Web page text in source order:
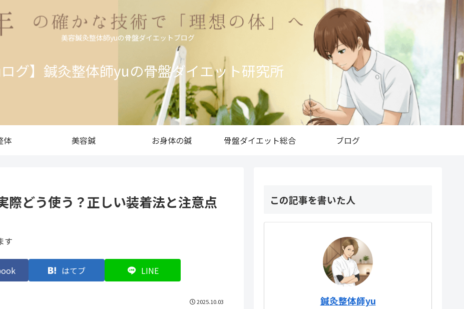
美容鍼灸整体師yuの骨盤ダイエットブログ
グ】鍼灸整体師yuの骨盤ダイエット研究所
体 美容鍼 お身体の鍼 骨盤ダイエット総合 ブログ
際どう使う？正しい装着法と注意点
す
はてブ LINE
2025.10.03
この記事を書いた人
鍼灸整体師yu